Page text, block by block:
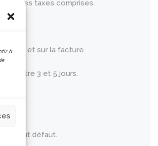
à
toutes taxes comprises.
panier et sur la facture.
entre 3 et 5 jours.
tout défaut.